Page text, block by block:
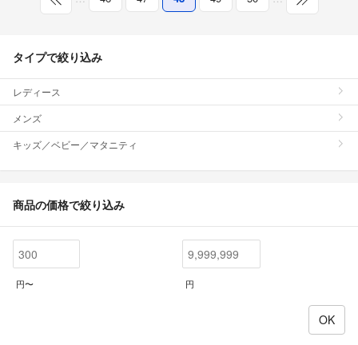
タイプで絞り込み
レディース
メンズ
キッズ／ベビー／マタニティ
商品の価格で絞り込み
円〜 円